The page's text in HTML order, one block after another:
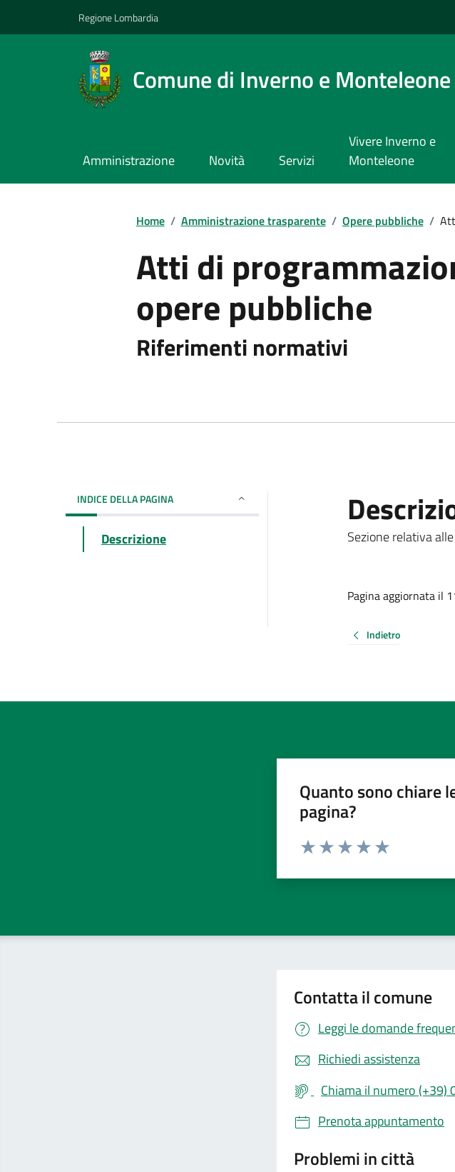
Regione Lombardia
Comune di Inverno e Monteleone
Amministrazione Novità Servizi
Vivere Inverno e
Monteleone
Home / Amministrazione trasparente / Opere pubbliche /
Atti di
opere pubbliche
Riferimenti normativi
INDICE DELLA PAGINA
Descrizione Sezione relativa
Pagina aggiornata il
Indietro
Quanto sono chiare
pagina?
Valuta da 1 a 5 stelle la pagina
Contatta il comune
Leggi le domande
Richiedi assistenza
Chiama il numero (+39)
Prenota appuntamento
Problemi in città